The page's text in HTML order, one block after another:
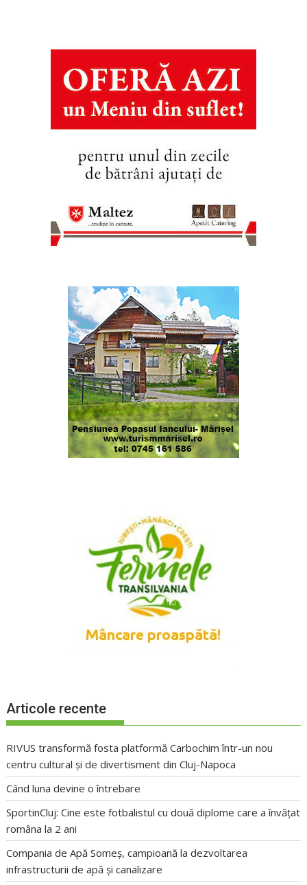
Articole recente
RIVUS transformă fosta platformă Carbochim într-un nou
centru cultural și de divertisment din Cluj-Napoca
Când luna devine o întrebare
SportinCluj: Cine este fotbalistul cu două diplome care a învățat
româna la 2 ani
Compania de Apă Someș, campioană la dezvoltarea
infrastructurii de apă și canalizare